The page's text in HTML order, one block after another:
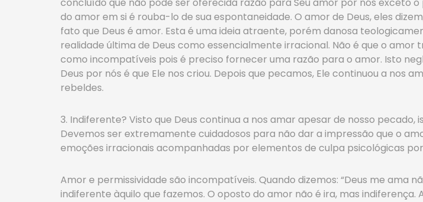
do amor em si é rouba-lo de sua espontaneidade. O amor de Deus, eles
fato que Deus é amor. Esta é uma ideia atraente, porém danosa
realidade última de Deus como essencialmente irracional. Não é que o
como incompatíveis pois é preciso fornecer uma razão para o amor. Isto
Deus por nós é que Ele nos criou. Depois que pecamos, Ele continuou a nos
rebeldes.
3. Indiferente? Visto que Deus continua a nos amar apesar de nosso
Devemos ser extremamente cuidadosos para não dar a impressão que o
emoções irracionais acompanhadas por elementos de culpa psicológicas
Amor e permissividade são incompatíveis. Quando dizemos: “Deus me ama
indiferente àquilo que fazemos. O oposto do amor não é ira, mas indiferença.